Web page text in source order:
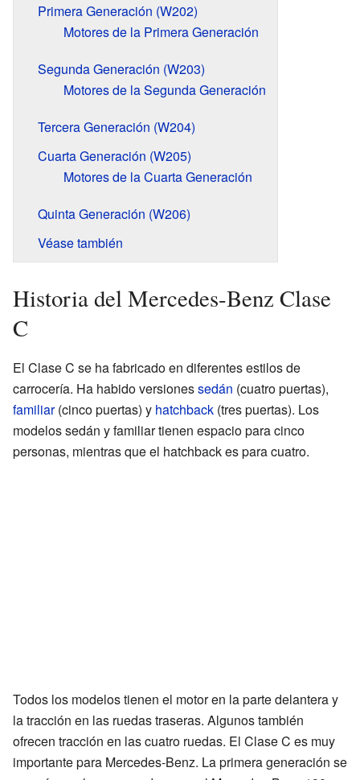
Primera Generación (W202)
Motores de la Primera Generación
Segunda Generación (W203)
Motores de la Segunda Generación
Tercera Generación (W204)
Cuarta Generación (W205)
Motores de la Cuarta Generación
Quinta Generación (W206)
Véase también
Historia del Mercedes-Benz Clase
C
El Clase C se ha fabricado en diferentes estilos de
carrocería. Ha habido versionessedán (cuatro puertas),
familiar(cinco puertas) y hatchback (tres puertas). Los
modelos sedán y familiar tienen espacio para cinco
personas, mientras que el hatchback es para cuatro.
Todos los modelos tienen el motor en la parte delantera y
la tracción en las ruedas traseras. Algunos también
ofrecen tracción en las cuatro ruedas. El Clase C es muy
importante para Mercedes-Benz. La primera generación se